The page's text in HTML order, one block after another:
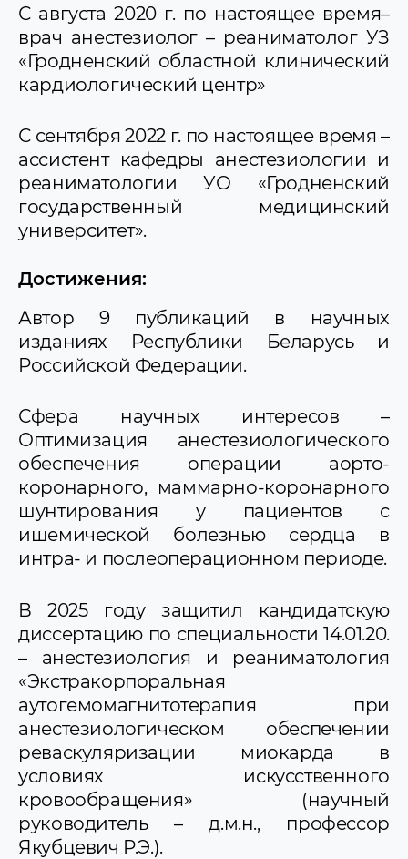
С августа 2020 г. по настоящее время–
врач анестезиолог – реаниматолог УЗ
«Гродненский областной клинический
кардиологический центр»
С сентября 2022 г. по настоящее время –
ассистент кафедры анестезиологии и
реаниматологии УО «Гродненский
государственный медицинский
университет».
Достижения:
Автор 9 публикаций в научных
изданиях Республики Беларусь и
Российской Федерации.
Сфера научных интересов –
Оптимизация анестезиологического
обеспечения операции аорто-
коронарного, маммарно-коронарного
шунтирования у пациентов с
ишемической болезнью сердца в
интра- и послеоперационном периоде.
В 2025 году защитил кандидатскую
диссертацию по специальности 14.01.20.
– анестезиология и реаниматология
«Экстракорпоральная
аутогемомагнитотерапия при
анестезиологическом обеспечении
реваскуляризации миокарда в
условиях искусственного
кровообращения» (научный
руководитель – д.м.н., профессор
Якубцевич Р.Э.).